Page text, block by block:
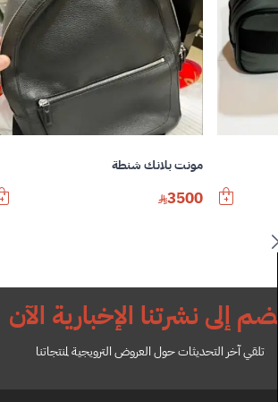
مونت بلانك شنطة
3500
انضم إلى نشرتنا الإخبارية الآن
تلقي آخر التحديثات حول العروض الترويجية لمنتجاتنا